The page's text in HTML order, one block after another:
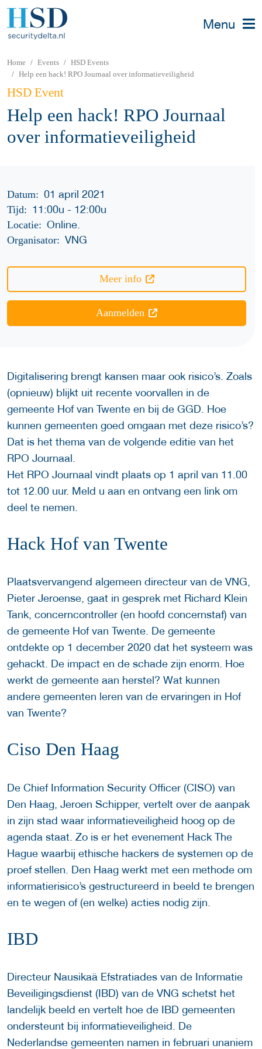
Menu
Home Events
HSD Events
Help een hack! RPO Journaal over informatieveiligheid
HSD Event
Help een hack! RPO Journaal
over informatieveiligheid
Datum: 01 april 2021
Tijd: 11:00u- 12:00u
Locatie: Online.
Organisator: VNG
Meer info
Aanmelden
Digitalisering brengt kansen maar ook risico’s. Zoals
(opnieuw) blijkt uit recente voorvallen in de
gemeente Hof van Twente en bij de GGD. Hoe
kunnen gemeenten goed omgaan met deze risico’s?
Dat is het thema van de volgende editie van het
RPO Journaal.
Het RPO Journaal vindt plaats op 1 april van 11.00
tot 12.00 uur. Meld u aan en ontvang een link om
deel te nemen.
Hack Hof van Twente
Plaatsvervangend algemeen directeur van de VNG,
Pieter Jeroense, gaat in gesprek met Richard Klein
Tank, concerncontroller (en hoofd concernstaf) van
de gemeente Hof van Twente. De gemeente
ontdekte op 1 december 2020 dat het systeem was
gehackt. De impact en de schade zijn enorm. Hoe
werkt de gemeente aan herstel? Wat kunnen
andere gemeenten leren van de ervaringen in Hof
van Twente?
Ciso Den Haag
De Chief Information Security Officer (CISO) van
Den Haag, Jeroen Schipper, vertelt over de aanpak
in zijn stad waar informatieveiligheid hoog op de
agenda staat. Zo is er het evenement Hack The
Hague waarbij ethische hackers de systemen op de
proef stellen. Den Haag werkt met een methode om
informatierisico’s gestructureerd in beeld te brengen
en te wegen of (en welke) acties nodig zijn.
IBD
Directeur Nausikaä Efstratiades van de Informatie
Beveiligingsdienst (IBD) van de VNG schetst het
landelijk beeld en vertelt hoe de IBD gemeenten
ondersteunt bij informatieveiligheid. De
Nederlandse gemeenten namen in februari unaniem